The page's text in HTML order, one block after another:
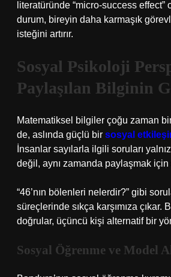
literatüründe “micro-success effect”
durum, bireyin daha karmaşık
isteğini artırır.
Sosyal Psikoloji
Paylaşılan Bilginin
Matematiksel bilgiler çoğu zaman
de, aslında güçlü bir sosyal
İnsanlar sayılarla ilgili soruları
değil, aynı zamanda paylaşmak için
“46’nın bölenleri nelerdir?” gibi
süreçlerinde sıkça karşımıza çıkar.
doğrular, üçüncü kişi alternatif bir
Sosyal Öğrenme ve Model